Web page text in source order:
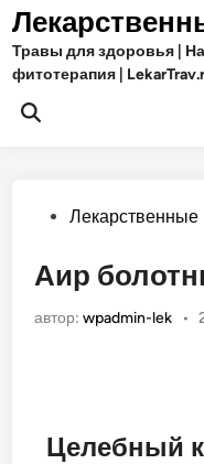
Перейти
содержимому
Травы для здоровья |
фитотерапия |
Открыть
Опубликовано
Лекарственные
Аир
автор:wpadmin-lek •
Целебный